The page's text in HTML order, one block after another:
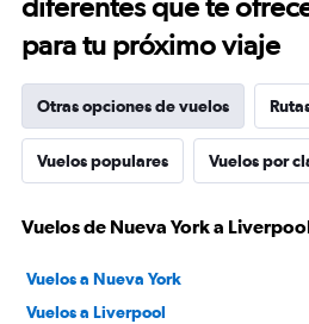
para tu próximo viaje
Otras opciones de vuelos
Vuelos populares Vuelos por
Vuelos de Nueva York a
Vuelos a Nueva York
Vuelos a Liverpool